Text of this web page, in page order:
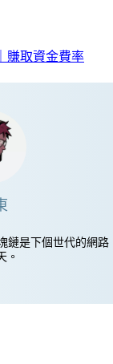
賺取資金費率
鏈是下個世代的網路
。